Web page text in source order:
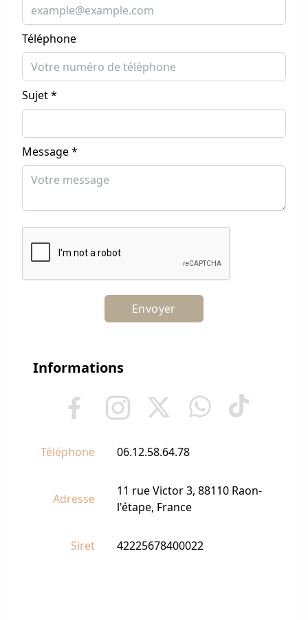
Téléphone
Sujet *
Message *
Envoyer
Informations
Téléphone 06.12.58.64.78
Adresse
11 rue Victor 3, 88110 Raon-
l'étape, France
Siret 42225678400022